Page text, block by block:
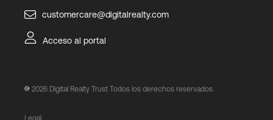
customercare@digitalrealty.com
Acceso al portal
2026 Digital Realty Trust Todos los derechos reservados.
Legal